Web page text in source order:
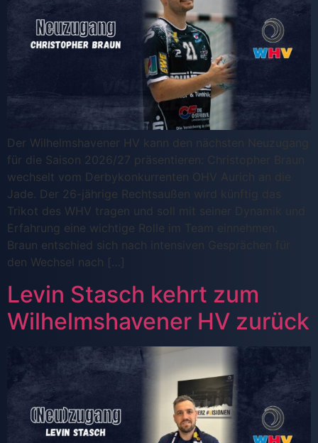
Der Wilhelmshavener HV kann den nächsten Neuzugang
für die Saison 2026/27 präsentieren: Christopher Braun
wechselt vom Derbykonkurrenten OHV Aurich an die
Jade. Der 26-jährige Rechtsaußen wird künftig das
Trikot des WHV tragen und soll mit seiner Dynamik und
Erfahrung eine wichtige Rolle im Team einnehmen.
Braun entschied sich nach intensiven Gesprächen für
den Wechsel nach […]
Levin Stasch kehrt zum
Wilhelmshavener HV zurück